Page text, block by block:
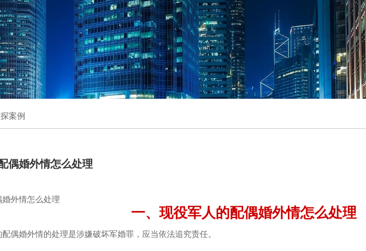
案例
偶婚外情怎么处理
外情怎么处理
一、现役军人的配偶婚外情怎么处理
婚外情的处理是涉嫌破坏军婚罪，应当依法追究责任。